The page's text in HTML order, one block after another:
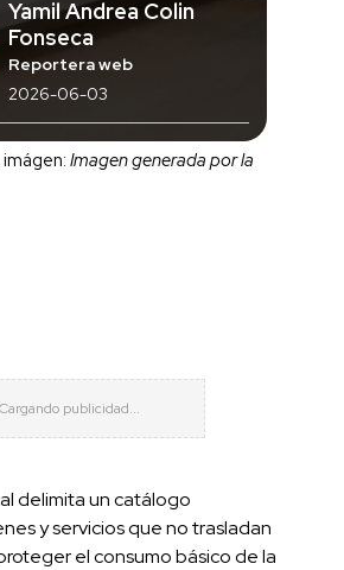
Yamil Andrea Colin
Fonseca
Reportera web
2026-06-03
Imagen generada por la
delimita un catálogo
y servicios que no trasladan
el consumo básico de la